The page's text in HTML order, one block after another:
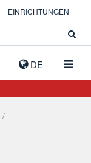
DE
EINRICHTUNGEN
/